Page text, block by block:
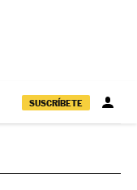
SUSCRÍBETE